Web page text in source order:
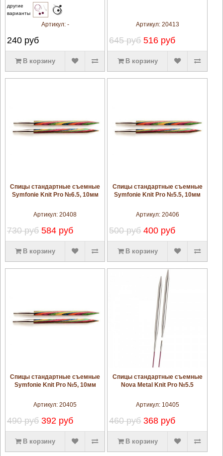
другие
варианты
Артикул: -
240руб
В корзину
Артикул: 20413
645 руб 516 руб
В корзину
увеличить
Спицы стандартные съемные
Symfonie Knit Pro №6.5, 10мм
Артикул:20408
730 руб 584 руб
В корзину
увеличить
Спицы стандартные съемные
Symfonie Knit Pro №5.5, 10мм
Артикул: 20406
500 руб 400 руб
В корзину
увеличить
Спицы стандартные съемные
Symfonie Knit Pro №5, 10мм
Артикул:20405
490 руб 392 руб
В корзину
увеличить
Спицы стандартные съемные
Nova Metal Knit Pro №5.5
Артикул: 10405
460 руб 368 руб
В корзину